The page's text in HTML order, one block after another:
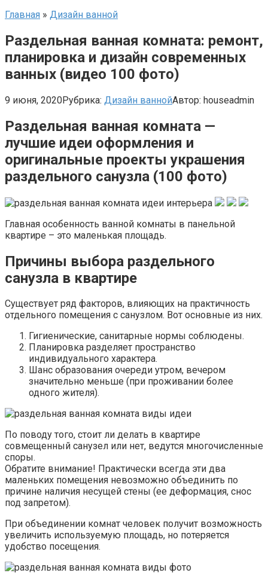
Главная » Дизайн ванной
Раздельная ванная комната: ремонт,
планировка и дизайн современных
ванных (видео 100 фото)
9 июня, 2020Рубрика: Дизайн ваннойАвтор: houseadmin
Раздельная ванная комната —
лучшие идеи оформления и
оригинальные проекты украшения
раздельного санузла (100 фото)
Главная особенность ванной комнаты в панельной
квартире – это маленькая площадь.
Причины выбора раздельного
санузла в квартире
Существует ряд факторов, влияющих на практичность
отдельного помещения с санузлом. Вот основные из них.
Гигиенические, санитарные нормы соблюдены.
Планировка разделяет пространство
индивидуального характера.
Шанс образования очереди утром, вечером
значительно меньше (при проживании более
одного жителя).
По поводу того, стоит ли делать в квартире
совмещенный санузел или нет, ведутся многочисленные
споры.
Обратите внимание! Практически всегда эти два
маленьких помещения невозможно объединить по
причине наличия несущей стены (ее деформация, снос
под запретом).
При объединении комнат человек получит возможность
увеличить используемую площадь, но потеряется
удобство посещения.